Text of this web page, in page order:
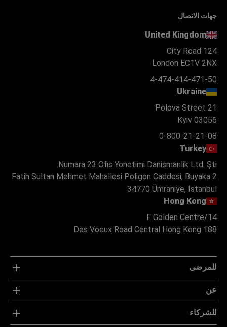
جهات الاتصال
United Kingdom
124 City Road
London EC1V 2NX
4-474-414-471-50
Ukraine
Polova Street 21
Kyiv 03056
0-800-21-21-08
Turkey
Numara 23 Ofis Yonetimi Danismanlik Ltd. Şti.
Fatih Sultan Mehmet Mahallesi Poligon Caddesi, Buyaka 2
34770 Ümraniye, Istanbul
Hong Kong
14/F Golden Centre
188 Des Voeux Road Central Hong Kong
للمرضى
عن
للشركاء